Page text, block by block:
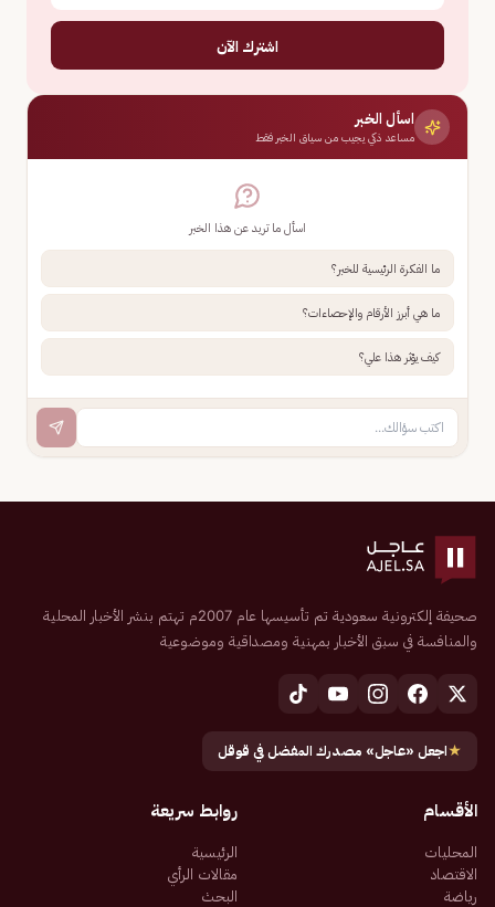
اشترك الآن
اسأل الخبر
مساعد ذكي يجيب من سياق الخبر فقط
اسأل ما تريد عن هذا الخبر
ما الفكرة الرئيسية للخبر؟
ما هي أبرز الأرقام والإحصاءات؟
كيف يؤثر هذا علي؟
صحيفة إلكترونية سعودية تم تأسيسها عام 2007م تهتم بنشر الأخبار المحلية
والمنافسة في سبق الأخبار بمهنية ومصداقية وموضوعية
★اجعل «عاجل» مصدرك المفضل في قوقل
الأقسام
المحليات
الاقتصاد
رياضة
روابط سريعة
الرئيسية
مقالات الرأي
البحث